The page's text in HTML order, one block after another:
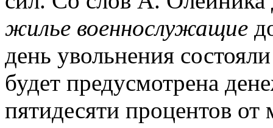
жилье военнослужащие
день увольнения
будет предусмотрена
пятидесяти процентов от